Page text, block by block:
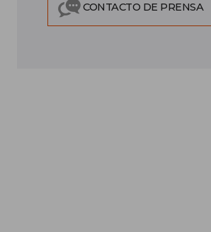
CONTACTO DE PRENSA